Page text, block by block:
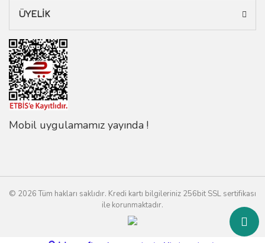
ÜYELİK
Mobil uygulamamız yayında !
© 2026 Tüm hakları saklıdır. Kredi kartı bilgileriniz 256bit SSL sertifikası
ile korunmaktadır.